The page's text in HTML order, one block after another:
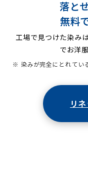
落と
無料
工場で見つけた染み
でお洋
※ 染みが完全にとれてい
リ